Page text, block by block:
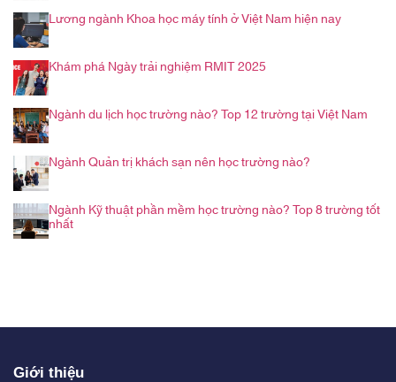
Lương ngành Khoa học máy tính ở Việt Nam hiện nay
Khám phá Ngày trải nghiệm RMIT 2025
Ngành du lịch học trường nào? Top 12 trường tại Việt Nam
Ngành Quản trị khách sạn nên học trường nào?
Ngành Kỹ thuật phần mềm học trường nào? Top 8 trường tốt
nhất
Giới thiệu